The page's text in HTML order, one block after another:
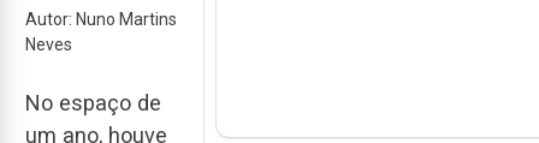
Autor: Nuno Martins
Neves
No espaço de
um ano, houve